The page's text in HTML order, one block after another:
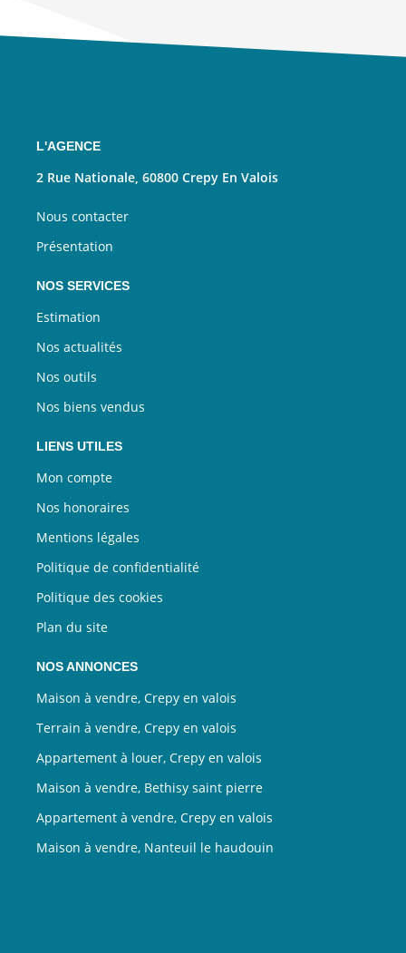
L'AGENCE
2 Rue Nationale, 60800 Crepy En Valois
Nous contacter
Présentation
NOS SERVICES
Estimation
Nos actualités
Nos outils
Nos biens vendus
LIENS UTILES
Mon compte
Nos honoraires
Mentions légales
Politique de confidentialité
Politique des cookies
Plan du site
NOS ANNONCES
Maison à vendre, Crepy en valois
Terrain à vendre, Crepy en valois
Appartement à louer, Crepy en valois
Maison à vendre, Bethisy saint pierre
Appartement à vendre, Crepy en valois
Maison à vendre, Nanteuil le haudouin